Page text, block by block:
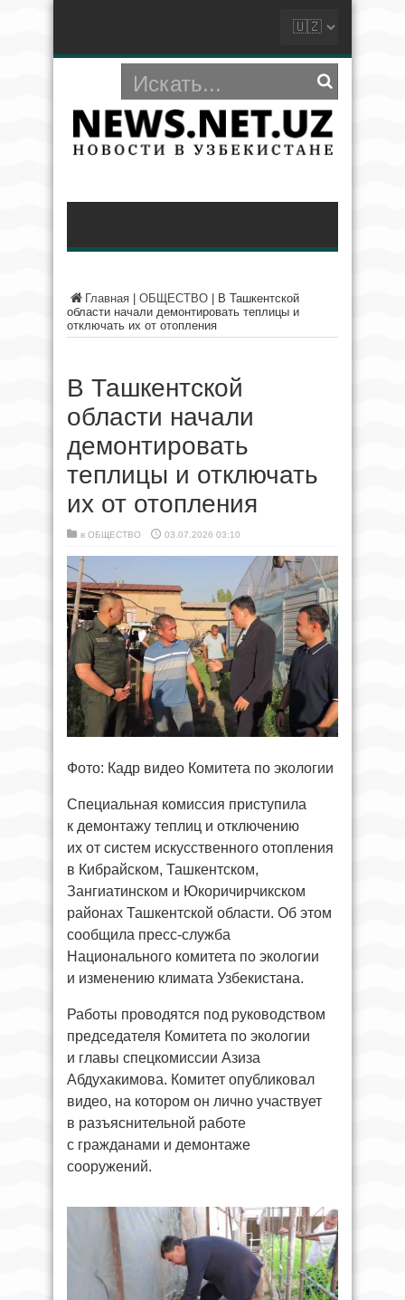
Главная ОБЩЕСТВО
В Ташкентской
области начали демонтировать теплицы и
отключать их от отопления
В Ташкентской
области начали
демонтировать
теплицы и отключать
их от отопления
в ОБЩЕСТВО 03.07.2026 03:10
Фото: Кадр видео Комитета по экологии
Специальная комиссия приступила
к демонтажу теплиц и отключению
их от систем искусственного отопления
в Кибрайском, Ташкентском,
Зангиатинском и Юкоричирчикском
районах Ташкентской области. Об этом
сообщила пресс-служба
Национального комитета по экологии
и изменению климата Узбекистана.
Работы проводятся под руководством
председателя Комитета по экологии
и главы спецкомиссии Азиза
Абдухакимова. Комитет опубликовал
видео, на котором он лично участвует
в разъяснительной работе
с гражданами и демонтаже
сооружений.